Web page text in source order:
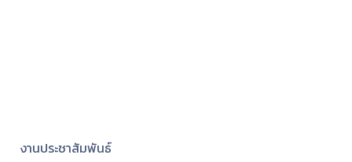
งานประชาสัมพันธ์